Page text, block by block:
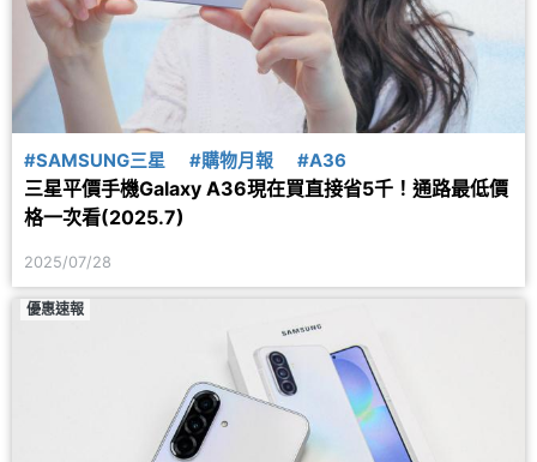
#SAMSUNG三星 #購物月報 #A36
三星平價手機Galaxy A36現在買直接省5千！通路最低價
格一次看(2025.7)
2025/07/28
優惠速報